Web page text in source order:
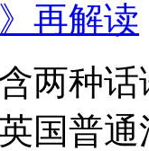
再解读
两种
国普